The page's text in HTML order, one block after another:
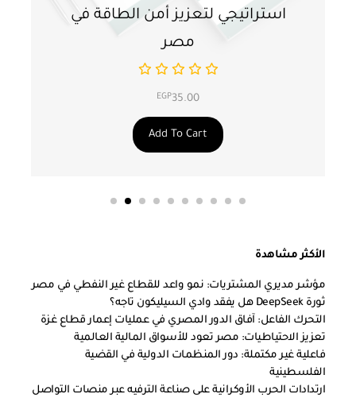
استراتيجي لتعزيز أمن الطاقة في
مصر
EGP35.00
Add To Cart
الأكثر مشاهدة
مؤشر مديري المشتريات: نمو واعد للقطاع غير النفطي في مصر
ثورة DeepSeek هل يفقد وادي السيليكون تاجه؟
التحرك الفاعل: آفاق الدور المصري في عمليات إعمار قطاع غزة
تعزيز الاحتياطيات: مصر تعود للأسواق المالية العالمية
فاعلية غير مكتملة: دور المنظمات الدولية في القضية
الفلسطينية
ارتدادات الحرب الأوكرانية على صناعة الترفيه عبر منصات التواصل